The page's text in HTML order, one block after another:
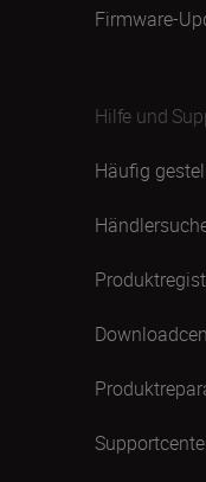
Firmware-
Hilfe und
Häufig